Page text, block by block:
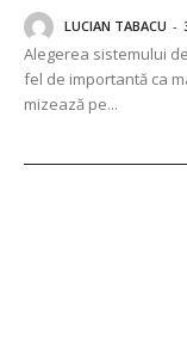
LUCIAN TABACU -
Alegerea sistemului
fel de importantă ca
mizează pe...